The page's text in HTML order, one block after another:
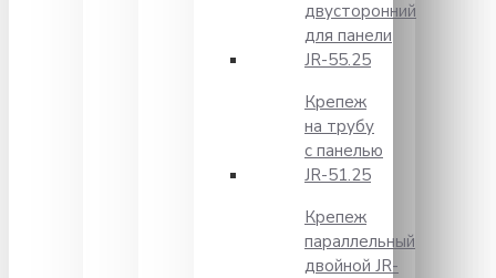
двусторонний
для панели
JR-55.25
Крепеж
на трубу
с панелью
JR-51.25
Крепеж
параллельный
двойной JR-